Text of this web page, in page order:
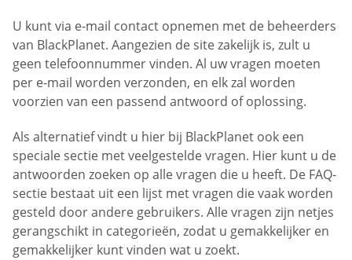
U kunt via e-mail contact opnemen met de beheerders
van BlackPlanet. Aangezien de site zakelijk is, zult u
geen telefoonnummer vinden. Al uw vragen moeten
per e-mail worden verzonden, en elk zal worden
voorzien van een passend antwoord of oplossing.
Als alternatief vindt u hier bij BlackPlanet ook een
speciale sectie met veelgestelde vragen. Hier kunt u de
antwoorden zoeken op alle vragen die u heeft. De FAQ-
sectie bestaat uit een lijst met vragen die vaak worden
gesteld door andere gebruikers. Alle vragen zijn netjes
gerangschikt in categorieën, zodat u gemakkelijker en
gemakkelijker kunt vinden wat u zoekt.